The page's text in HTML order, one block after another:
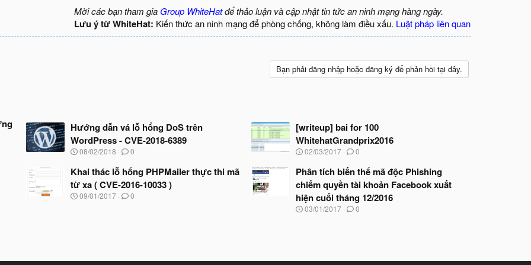
Mời các bạn tham gia Group WhiteHatđể thảo luận và cập nhật tin tức an ninh mạng hàng ngày.
Lưu ý từ WhiteHat: Kiến thức an ninh mạng để phòng chống, không làm điều xấu. Luật pháp liên quan
Bạn phải đăng nhập hoặc đăng ký để phản hồi tại đây.
Hướng dẫn vá lỗ hổng DoS trên
WordPress - CVE-2018-6389
N
à
b
ắ
08/02/2018 0
[writeup] bai for 100
WhitehatGrandprix2016
N
à
b
ắ
t
02/03/2017 0
Khai thác lỗ hổng PHPMailer thực thi mã
từ xa ( CVE-2016-10033 )
N
đ
09/01/2017 0
Phân tích biến thể mã độc Phishing
chiếm quyền tài khoản Facebook xuất
hiện cuối tháng 12/2016
N
03/01/2017 0